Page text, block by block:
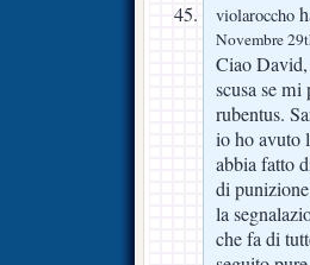
violaroccho
Novembre
Ciao David,
scusa se
rubentus.
io ho avuto
abbia fatto
di
la
che fa di